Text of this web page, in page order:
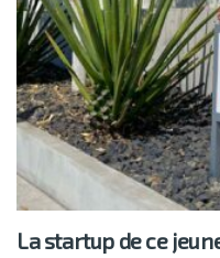
La startup de ce